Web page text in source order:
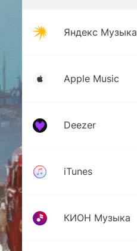
Яндекс Музыка
Apple Music
Deezer
iTunes
КИОН Музыка